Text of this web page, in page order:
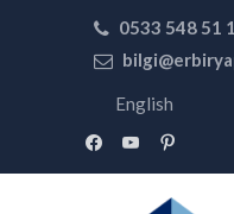
0533 548 51
English
facebookyoutubepinterest